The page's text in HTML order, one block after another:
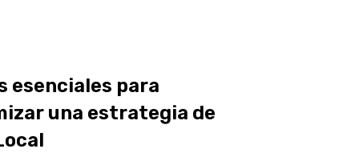
esenciales para
una estrategia de